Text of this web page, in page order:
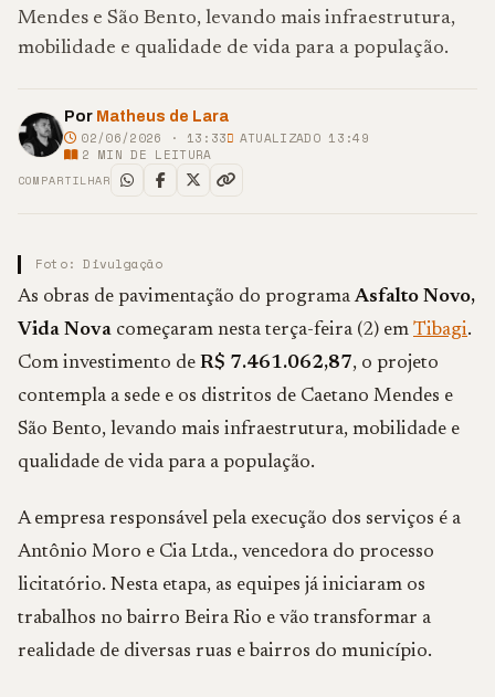
Mendes e São Bento, levando mais infraestrutura,
mobilidade e qualidade de vida para a população.
Por Matheus de Lara
02/06/2026 · 13:33
ATUALIZADO 13:49
2 MIN DE LEITURA
COMPARTILHAR
Foto: Divulgação
As obras de pavimentação do programaAsfalto Novo,
Vida Nova começaram nesta terça-feira (2) em Tibagi.
Com investimento de R$ 7.461.062,87, o projeto
contempla a sede e os distritos de Caetano Mendes e
São Bento, levando mais infraestrutura, mobilidade e
qualidade de vida para a população.
A empresa responsável pela execução dos serviços é a
Antônio Moro e Cia Ltda., vencedora do processo
licitatório. Nesta etapa, as equipes já iniciaram os
trabalhos no bairro Beira Rio e vão transformar a
realidade de diversas ruas e bairros do município.